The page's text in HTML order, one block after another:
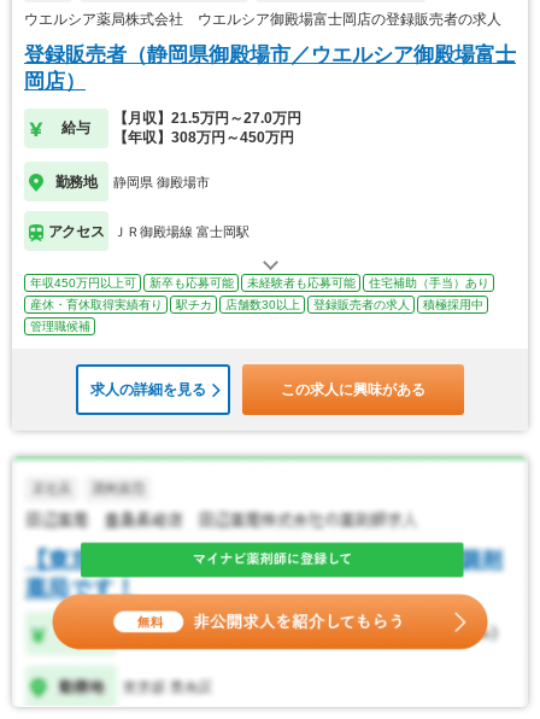
ウエルシア薬局株式会社 ウエルシア御殿場富士岡店の登録販売者の求人
登録販売者（静岡県御殿場市／ウエルシア御殿場富士
岡店）
給与
【月収】21.5万円～27.0万円
【年収】308万円～450万円
勤務地 静岡県 御殿場市
アクセス ＪＲ御殿場線 富士岡駅
年収450万円以上可 新卒も応募可能 未経験者も応募可能
住宅補助（手当）あり
産休・育休取得実績有り
駅チカ 店舗数30以上 登録販売者の求人
積極採用中
管理職候補
求人の詳細を見る この求人に興味がある